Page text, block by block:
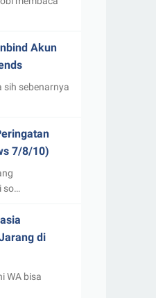
Akun
sih sebenarnya
7/8/10)
so…
di
WA bisa